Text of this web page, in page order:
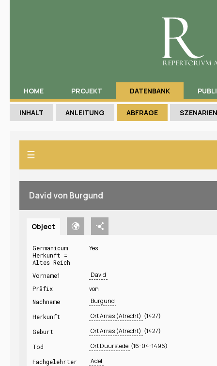
HOME PROJEKT DATENBANK
INHALT ANLEITUNG ABFRAGE SZENARIEN